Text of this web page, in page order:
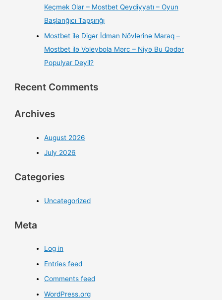
Keçmək Olar – Mostbet Qeydiyyatı – Oyun
Başlanğıcı Tapşırığı
Mostbet ile Digər İdman Növlərinə Maraq –
Mostbet ilə Voleybola Mərc – Niyə Bu Qədər
Populyar Deyil?
Recent Comments
Archives
August 2026
July 2026
Categories
Uncategorized
Meta
Log in
Entries feed
Comments feed
WordPress.org